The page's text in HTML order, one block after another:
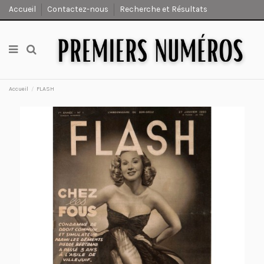
Accueil Contactez-nous Recherche et Résultats
Accueil FLASH